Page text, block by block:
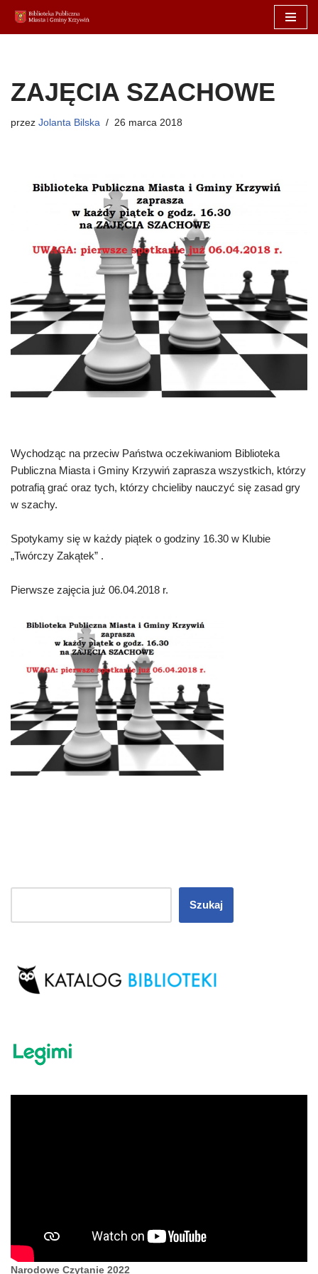
Przejdź
ZAJĘCIA SZACHOWE
przez Jolanta Bilska 26 marca 2018
Wychodząc na przeciw Państwa oczekiwaniom Biblioteka
Publiczna Miasta i Gminy Krzywiń zaprasza wszystkich, którzy
potrafią grać oraz tych, którzy chcieliby nauczyć się zasad gry
w szachy.
Spotykamy się w każdy piątek o godziny 16.30 w Klubie
„Twórczy Zakątek” .
Pierwsze zajęcia już 06.04.2018 r.
Szukaj
Narodowe Czytanie 2022